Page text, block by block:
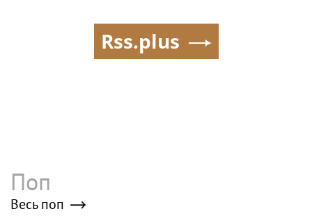
Rss.plus
Поп
Весь поп